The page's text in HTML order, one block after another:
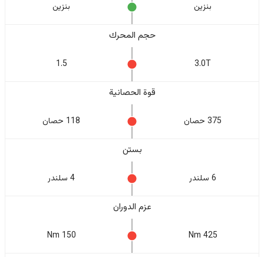
بنزين بنزين
حجم المحرك
3.0T
1.5
قوة الحصانية
375 حصان 118 حصان
بستن
6 سلندر 4 سلندر
عزم الدوران
425 Nm
150 Nm